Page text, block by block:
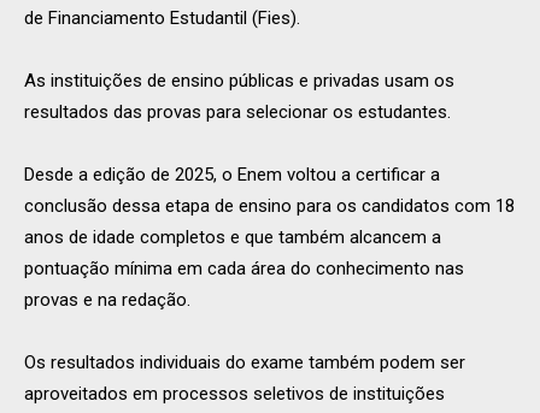
de Financiamento Estudantil (Fies).
As instituições de ensino públicas e privadas usam os
resultados das provas para selecionar os estudantes.
Desde a edição de 2025, o Enem voltou a certificar a
conclusão dessa etapa de ensino para os candidatos com 18
anos de idade completos e que também alcancem a
pontuação mínima em cada área do conhecimento nas
provas e na redação.
Os resultados individuais do exame também podem ser
aproveitados em processos seletivos de instituições